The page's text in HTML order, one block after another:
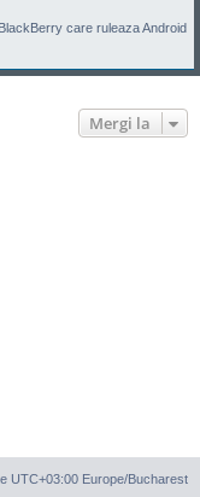
care ruleaza Android
Mergi la
UTC+03:00 Europe/Bucharest